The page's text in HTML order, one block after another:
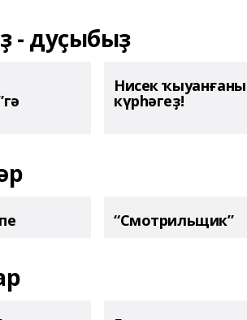
- дуҫыбыҙ
Нисек
күрһәгеҙ!
“Смотрильщик”